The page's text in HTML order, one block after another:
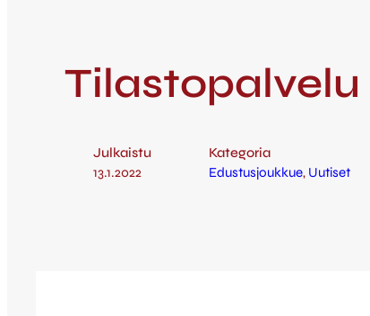
Julkaistu
13.1.2022
Kategoria
Edustusjoukkue, Uutiset